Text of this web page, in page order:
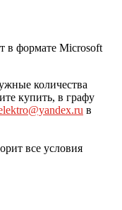
в формате Microsoft
количества
купить, в графу
в
все условия